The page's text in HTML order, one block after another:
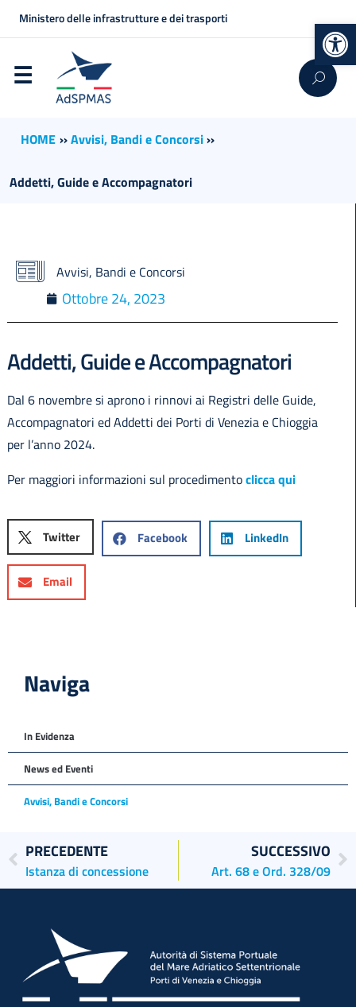
Ministero delle infrastrutture e dei trasporti
HOME ››Avvisi, Bandi e Concorsi››
Addetti, Guide e Accompagnatori
Avvisi, Bandi e Concorsi
Ottobre 24, 2023
Addetti, Guide e Accompagnatori
Dal 6 novembre si aprono i rinnovi ai Registri delle Guide,
Accompagnatori ed Addetti dei Porti di Venezia e Chioggia
per l’anno 2024.
Per maggiori informazioni sul procedimentoclicca qui
Twitter Facebook LinkedIn
Email
Naviga
In Evidenza
News ed Eventi
Avvisi, Bandi e Concorsi
PRECEDENTE
Istanza di concessione
SUCCESSIVO
Art. 68 e Ord. 328/09